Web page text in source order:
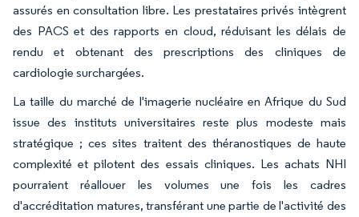
assurés en consultation libre. Les prestataires privés intègrent
des PACS et des rapports en cloud, réduisant les délais de
rendu et obtenant des prescriptions des cliniques de
cardiologie surchargées.
La taille du marché de l'imagerie nucléaire en Afrique du Sud
issue des instituts universitaires reste plus modeste mais
stratégique ; ces sites traitent des théranostiques de haute
complexité et pilotent des essais cliniques. Les achats NHI
pourraient réallouer les volumes une fois les cadres
d'accréditation matures, transférant une partie de l'activité des